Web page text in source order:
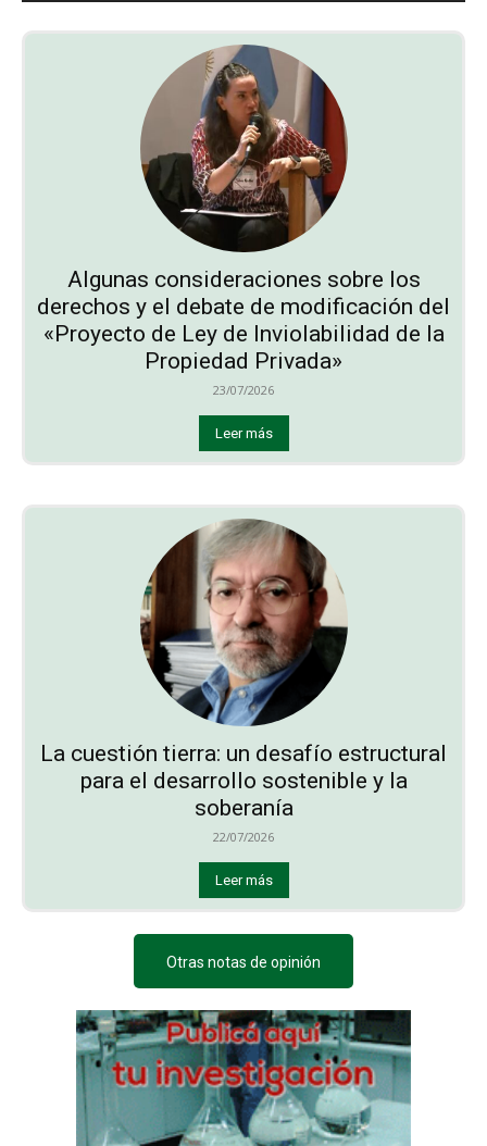
Algunas consideraciones sobre los
derechos y el debate de modificación del
«Proyecto de Ley de Inviolabilidad de la
Propiedad Privada»
23/07/2026
Leer más
La cuestión tierra: un desafío estructural
para el desarrollo sostenible y la
soberanía
22/07/2026
Leer más
Otras notas de opinión